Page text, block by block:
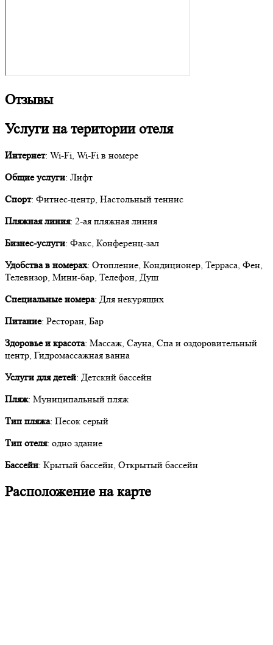
Отзывы
Услуги на територии отеля
Интернет: Wi-Fi, Wi-Fi в номере
Общие услуги: Лифт
Спорт: Фитнес-центр, Настольный теннис
Пляжная линия: 2-ая пляжная линия
Бизнес-услуги: Факс, Конференц-зал
Удобства в номерах: Отопление, Кондиционер, Терраса, Фен,
Телевизор, Мини-бар, Телефон, Душ
Специальные номера: Для некурящих
Питание: Ресторан, Бар
Здоровье и красота: Массаж, Сауна, Спа и оздоровительный
центр, Гидромассажная ванна
Услуги для детей: Детский бассейн
Пляж: Муниципальный пляж
Тип пляжа: Песок серый
Тип отеля: одно здание
Бассейн: Крытый бассейн, Открытый бассейн
Расположение на карте